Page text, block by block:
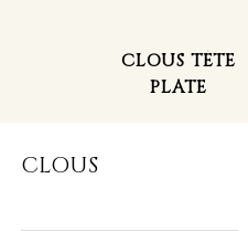
CLOUS TÊTE
PLATE
CLOUS